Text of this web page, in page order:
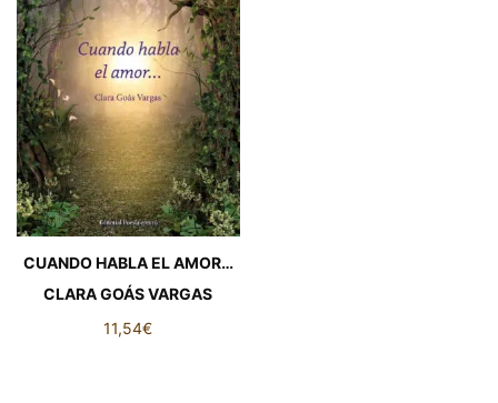
CUANDO HABLA EL AMOR…
CLARA GOÁS VARGAS
11,54€